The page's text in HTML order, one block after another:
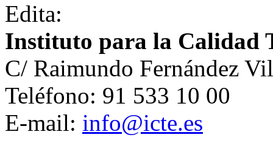
Edita:
Instituto para la Calidad
C/ Raimundo Fernández
Teléfono: 91 533 10 00
E-mail: info@icte.es